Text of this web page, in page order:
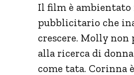
Il film è ambientato
pubblicitario che
crescere. Molly
alla ricerca di
come tata. Corinna